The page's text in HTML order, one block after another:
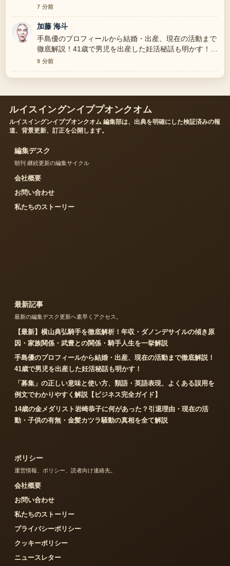
挙解説 の報道は丁寧で、流れを追いやすいです。
7 分前
加藤 海斗
手島優のプロフィールから結婚・出産、現在の活動まで
徹底解説！41歳で男児を出産した妊活秘話も明かす！
周辺の検証がしっかりしていて安心感があります。
9 分前
ルイスイングンイププオンクオム
ルイスイングンイププオンクオム 編集部は、出典を明確にした検証済みの報
道、背景更新、訂正を公開します。
編集デスク
朝刊 継続更新の編集サイクル
会社概要
お問い合わせ
私たちのストーリー
最新記事
最新の編集デスク更新へ素早くアクセス。
【最新】横山典弘騎手を徹底解析！年収・ダノンデサイルの傾き原
因・家族関係・武豊との関係・騎手人生を一挙解説
手島優のプロフィールから結婚・出産、現在の活動まで徹底解説！
41歳で男児を出産した妊活秘話も明かす！
「募集」の正しい意味と使い方、類語・英語表現、よくある誤用を
例文でわかりやすく解説【ビジネス完全ガイド】
14歳の金メダリスト岩崎恭子に何があった？引退理由・現在の活
動・子供の有無・金髪カツラ騒動の真相を全て解説
ポリシー
運営情報、ポリシー、読者向け連絡先。
会社概要
お問い合わせ
私たちのストーリー
プライバシーポリシー
クッキーポリシー
ニュースレター